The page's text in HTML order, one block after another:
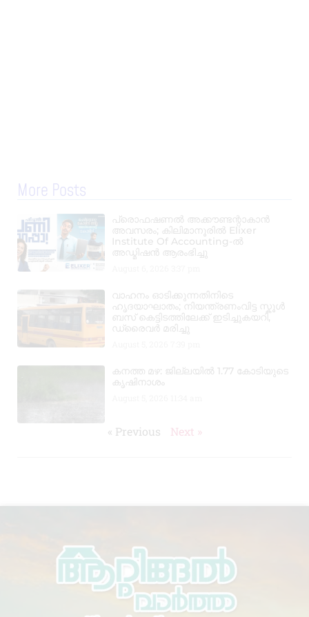
More Posts
പ്രൊഫഷണൽ അക്കൗണ്ടന്റാകാൻ
അവസരം; കിലിമാനൂരിൽ Elixer
Institute Of Accounting-ൽ
അഡ്മിഷൻ ആരംഭിച്ചു
വാഹനം ഓടിക്കുന്നതിനിടെ
ഹൃദയാഘാതം; നിയന്ത്രണംവിട്ട സ്കൂൾ
ബസ് കെട്ടിടത്തിലേക്ക് ഇടിച്ചുകയറി,
ഡ്രൈവർ മരിച്ചു
കനത്ത മഴ: ജില്ലയിൽ 1.77 കോടിയുടെ
കൃഷിനാശം
« Previous Next »